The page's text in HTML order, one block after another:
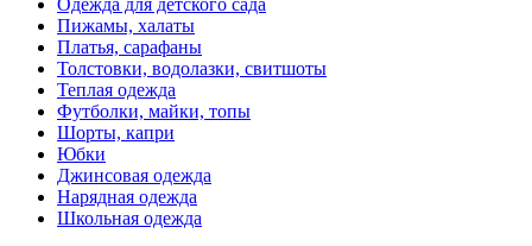
Пижамы, халаты
Платья, сарафаны
Толстовки, водолазки, свитшоты
Теплая одежда
Футболки, майки, топы
Шорты, капри
Юбки
Джинсовая одежда
Нарядная одежда
Школьная одежда